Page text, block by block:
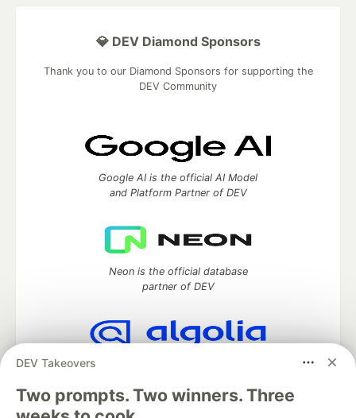
DEV Takeovers
Two prompts. Two winners. Three
💎 DEV Diamond Sponsors
Thank you to our Diamond Sponsors for supporting the
DEV Community
Google AI is the official AI Model
and Platform Partner of DEV
Neon is the official database
partner of DEV
Algolia is the official search partner